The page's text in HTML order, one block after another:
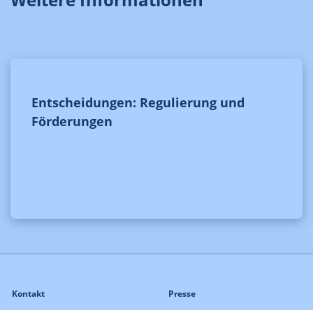
Entscheidungen: Regulierung und
Förderungen
Kontakt
Presse